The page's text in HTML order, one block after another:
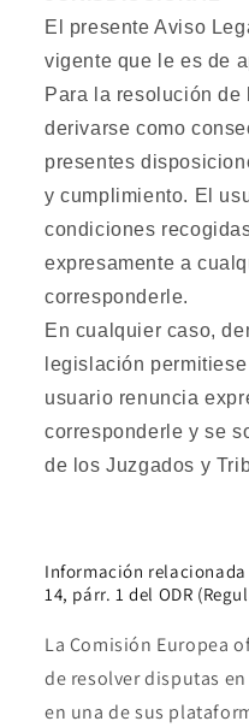
El presente Aviso
vigente que le es de
Para la resolución
derivarse como
presentes
y cumplimiento. El
condiciones
expresamente a
corresponderle.
En cualquier caso,
legislación
usuario renuncia
corresponderle y se
de los Juzgados y
Información
14, párr. 1 del ODR
La Comisión Europea
de resolver disputas
en una de sus